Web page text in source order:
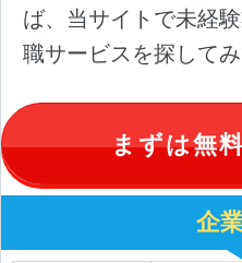
ば、当サイトで未経
職サービスを探してみ
まずは無
企